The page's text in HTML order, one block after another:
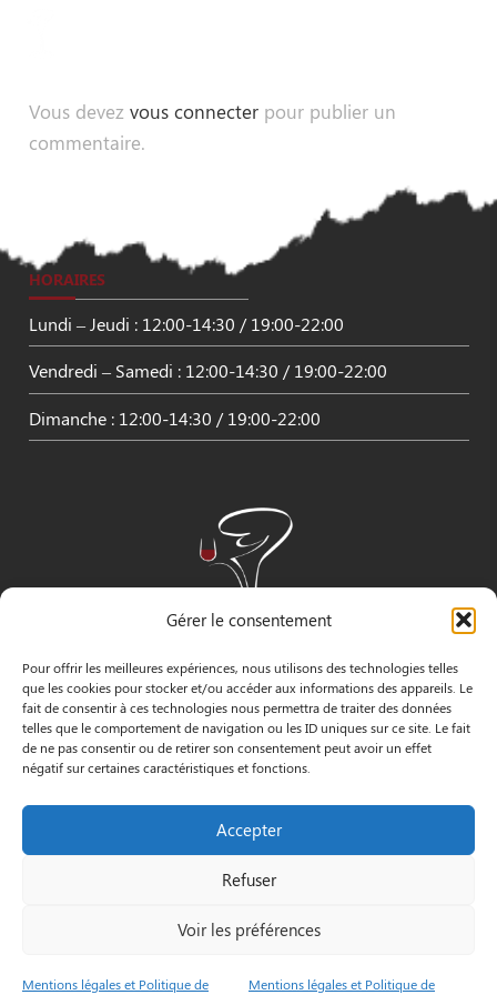
Gérer le consentement
Pour offrir les meilleures expériences, nous utilisons des technologies telles
que les cookies pour stocker et/ou accéder aux informations des appareils. Le
fait de consentir à ces technologies nous permettra de traiter des données
telles que le comportement de navigation ou les ID uniques sur ce site. Le fait
de ne pas consentir ou de retirer son consentement peut avoir un effet
négatif sur certaines caractéristiques et fonctions.
Accepter
Refuser
Voir les préférences
Mentions légales et Politique de Mentions légales et Politique de
Vous devez vous connecterpour publier un
commentaire.
HORAIRES
Lundi – Jeudi : 12:00-14:30 / 19:00-22:00
Vendredi – Samedi : 12:00-14:30 / 19:00-22:00
Dimanche : 12:00-14:30 / 19:00-22:00
INFORMATIONS
3 Pass. Henri Gautier, 44600 Saint-Nazaire